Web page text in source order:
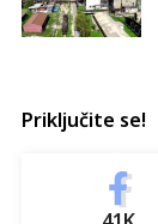
Priključite se!